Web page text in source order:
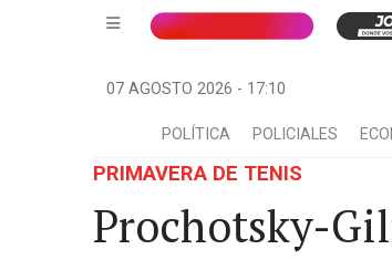
07 AGOSTO 2026 - 17:10
POLÍTICA POLICIALES
PRIMAVERA DE TENIS
Prochotsky-